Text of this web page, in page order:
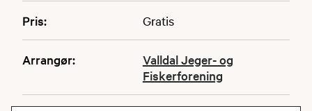
Pris: Gratis
Arrangør:
Valldal Jeger- og
Fiskerforening